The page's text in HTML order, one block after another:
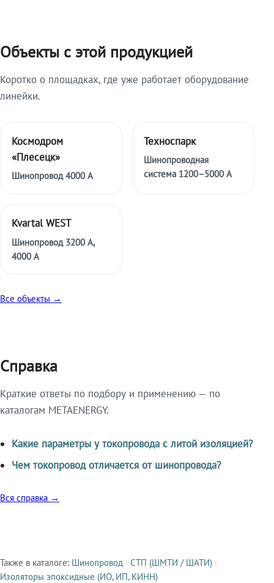
Объекты с этой продукцией
Коротко о площадках, где уже работает оборудование
линейки.
Космодром
«Плесецк»
Шинопровод 4000 А
Техноспарк
Шинопроводная
система 1200–5000 А
Kvartal WEST
Шинопровод 3200 А,
4000 А
Все объекты →
Справка
Краткие ответы по подбору и применению — по
каталогам METAENERGY.
Какие параметры у токопровода с литой изоляцией?
Чем токопровод отличается от шинопровода?
Вся справка →
Смежные продукты
Также в каталоге: Шинопровод · СТП (ШМТИ / ШАТИ) ·
Изоляторы эпоксидные (ИО, ИП, КИНН)